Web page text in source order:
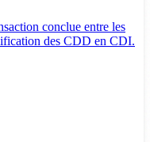
conclue entre les
des CDD en CDI.